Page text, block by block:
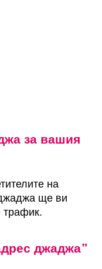
за вашия
на
ще ви
трафик.
джаджа